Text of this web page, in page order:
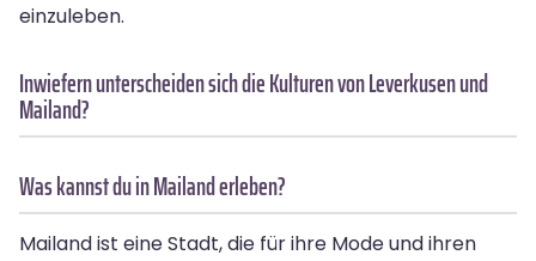
einzuleben.
Inwiefern unterscheiden sich die Kulturen von Leverkusen und
Mailand?
Was kannst du in Mailand erleben?
Mailand ist eine Stadt, die für ihre Mode und ihren